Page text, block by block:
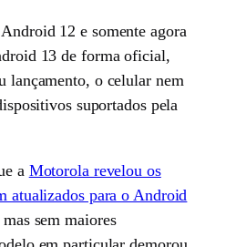
12 e somente agora
13 de forma oficial,
lançamento, o celular nem
suportados pela
a Motorola revelou os
atualizados para o Android
mas sem maiores